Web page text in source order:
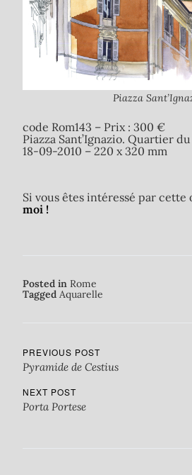
Piazza
code Rom143 – Prix : 300 €
Piazza Sant’Ignazio. Quartier
18-09-2010 – 220 x 320 mm
Si vous êtes intéressé par cette
moi !
Posted in Rome
Tagged Aquarelle
PREVIOUS POST
Pyramide de Cestius
NEXT POST
Porta Portese